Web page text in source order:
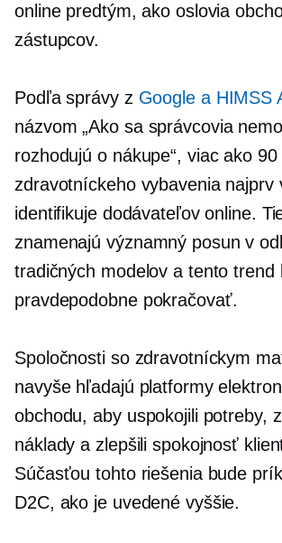
online predtým, ako oslovia
zástupcov.
Podľa správy z Google a HIMSS
názvom „Ako sa správcovia
rozhodujú o nákupe“, viac ako
zdravotníckeho vybavenia najprv
identifikuje dodávateľov online.
znamenajú významný posun v
tradičných modelov a tento trend
pravdepodobne pokračovať.
Spoločnosti so zdravotníckym
navyše hľadajú platformy
obchodu, aby uspokojili potreby,
náklady a zlepšili spokojnosť
Súčasťou tohto riešenia bude
D2C, ako je uvedené vyššie.